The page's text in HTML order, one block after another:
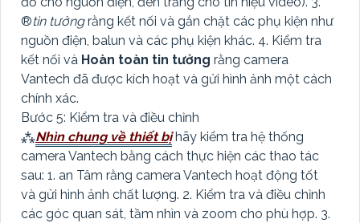
®️tin tưởngrằng kết nối và gắn chặt các phụ kiện như
nguồn điện, balun và các phụ kiện khác. 4. Kiểm tra
kết nối và Hoàn toàn tin tưởng rằng camera
Vantech đã được kích hoạt và gửi hình ảnh một cách
chính xác.
Bước 5: Kiểm tra và điều chỉnh
⁂Nhìn chung về thiết bịhãy kiểm tra hệ thống
camera Vantech bằng cách thực hiện các thao tác
sau: 1. an Tâm rằng camera Vantech hoạt động tốt
và gửi hình ảnh chất lượng. 2. Kiểm tra và điều chỉnh
các góc quan sát, tầm nhìn và zoom cho phù hợp. 3.